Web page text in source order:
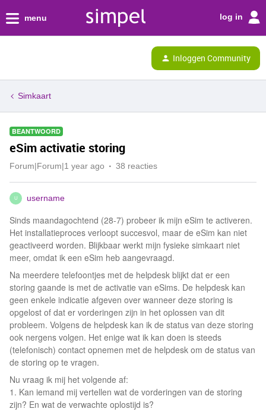
menu log in
Inloggen Community
Simkaart
BEANTWOORD
eSim activatie storing
Forum|Forum|1 year ago 38 reacties
U username
Sinds maandagochtend (28-7) probeer ik mijn eSim te activeren.
Het installatieproces verloopt succesvol, maar de eSim kan niet
geactiveerd worden. Blijkbaar werkt mijn fysieke simkaart niet
meer, omdat ik een eSim heb aangevraagd.
Na meerdere telefoontjes met de helpdesk blijkt dat er een
storing gaande is met de activatie van eSims. De helpdesk kan
geen enkele indicatie afgeven over wanneer deze storing is
opgelost of dat er vorderingen zijn in het oplossen van dit
probleem. Volgens de helpdesk kan ik de status van deze storing
ook nergens volgen. Het enige wat ik kan doen is steeds
(telefonisch) contact opnemen met de helpdesk om de status van
de storing op te vragen.
Nu vraag ik mij het volgende af:
1. Kan iemand mij vertellen wat de vorderingen van de storing
zijn? En wat de verwachte oplostijd is?